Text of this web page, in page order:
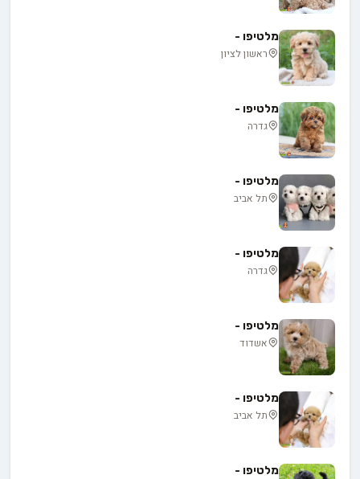
מלטיפו -
ראשון לציון
מלטיפו -
גדרה
מלטיפו -
תל אביב
מלטיפו -
גדרה
מלטיפו -
אשדוד
מלטיפו -
תל אביב
מלטיפו -